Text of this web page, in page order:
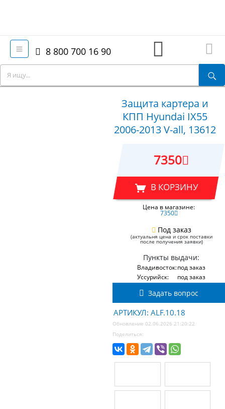
8 800 700 16 90
Защита картера и
КПП Hyundai IX55
2006-2013 V-all, 13612
7350
В КОРЗИНУ
Цена в магазине:
7350
Под заказ
(актуальня цена и срок поставки
после получения заявки)
Пункты выдачи:
Владивосток:под заказ
Уссурийск:
под заказ
Задать вопрос
АРТИКУЛ: ALF.10.18
Обновление 02.06.2026 21:20:22
Поделиться: